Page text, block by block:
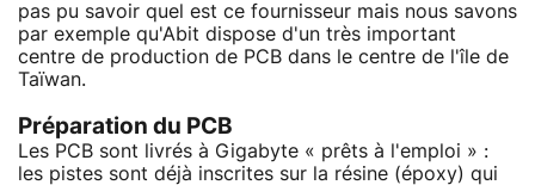
pas pu savoir quel est ce fournisseur mais nous savons
par exemple qu'Abit dispose d'un très important
centre de production de PCB dans le centre de l'île de
Taïwan.
Préparation du PCB
Les PCB sont livrés à Gigabyte « prêts à l'emploi » :
les pistes sont déjà inscrites sur la résine (époxy) qui